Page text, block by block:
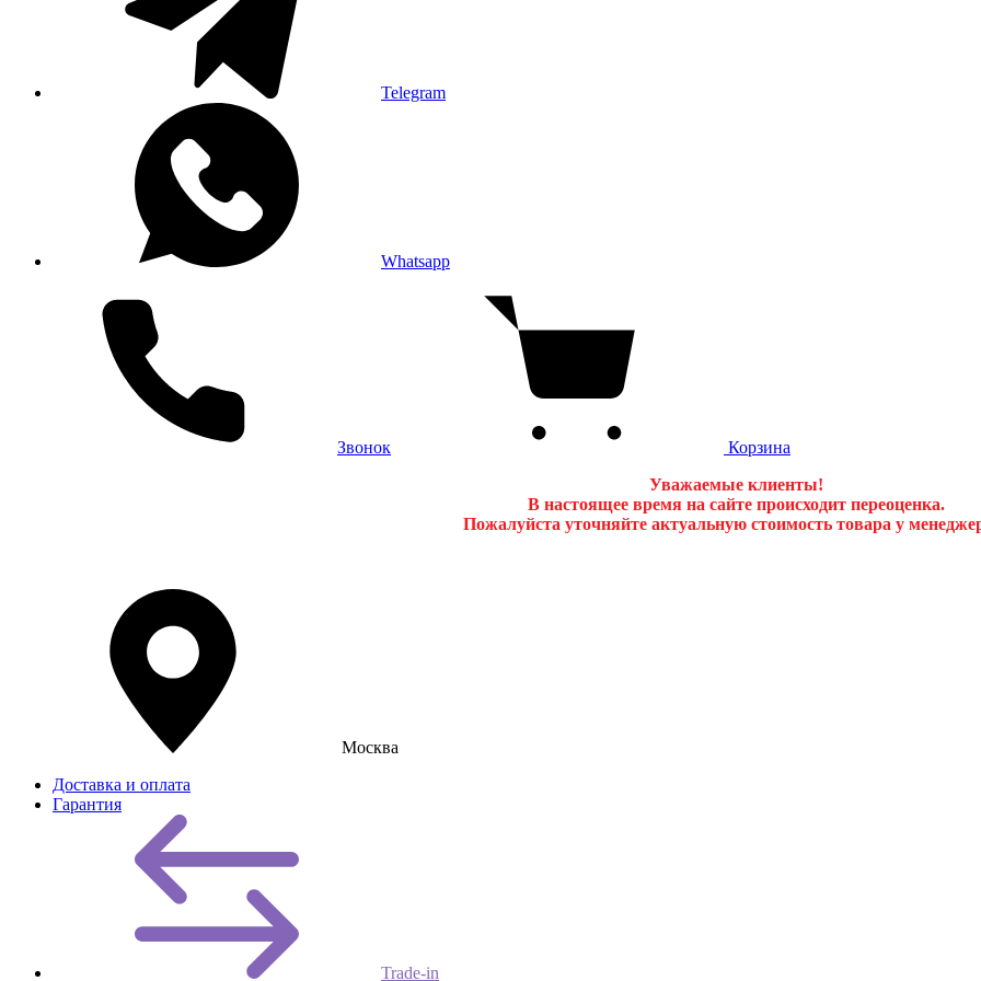
Telegram
Whatsapp
Звонок
Корзина
Уважаемые клиенты!
В настоящее время на сайте происходит переоценка.
Пожалуйста уточняйте актуальную стоимость товара у
Москва
Доставка и оплата
Гарантия
Trade-in